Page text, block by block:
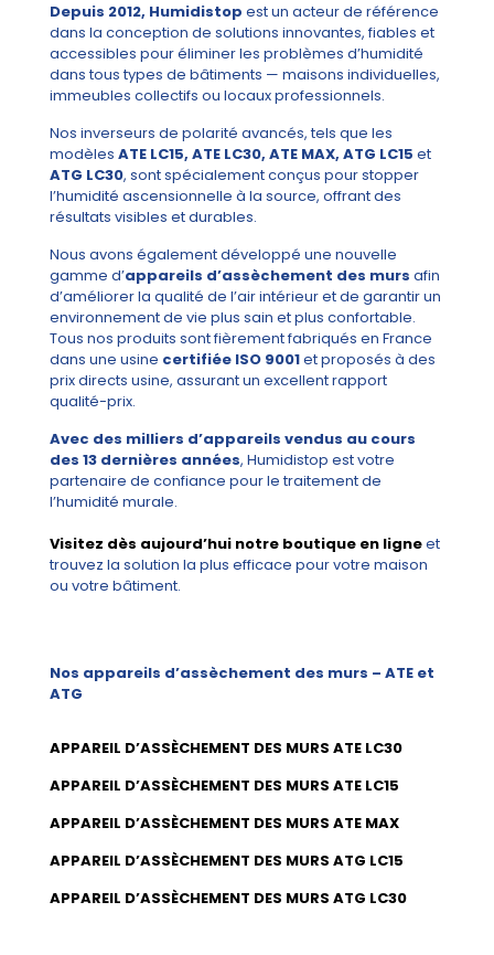
Depuis 2012, Humidistop est un acteur de référence
dans la conception de solutions innovantes, fiables et
accessibles pour éliminer les problèmes d’humidité
dans tous types de bâtiments — maisons individuelles,
immeubles collectifs ou locaux professionnels.
Nos inverseurs de polarité avancés, tels que les
modèles ATE LC15, ATE LC30, ATE MAX, ATG LC15 et
ATG LC30, sont spécialement conçus pour stopper
l’humidité ascensionnelle à la source, offrant des
résultats visibles et durables.
Nous avons également développé une nouvelle
gamme d’appareils d’assèchement des murs afin
d’améliorer la qualité de l’air intérieur et de garantir un
environnement de vie plus sain et plus confortable.
Tous nos produits sont fièrement fabriqués en France
dans une usine certifiée ISO 9001et proposés à des
prix directs usine, assurant un excellent rapport
qualité-prix.
Avec des milliers d’appareils vendus au cours
des 13 dernières années, Humidistop est votre
partenaire de confiance pour le traitement de
l’humidité murale.
Visitez dès aujourd’hui notre boutique en ligneet
trouvez la solution la plus efficace pour votre maison
ou votre bâtiment.
Nos appareils d’assèchement des murs – ATE et
ATG
APPAREIL D’ASSÈCHEMENT DES MURS ATE LC30
APPAREIL D’ASSÈCHEMENT DES MURS ATE LC15
APPAREIL D’ASSÈCHEMENT DES MURS ATE MAX
APPAREIL D’ASSÈCHEMENT DES MURS ATG LC15
APPAREIL D’ASSÈCHEMENT DES MURS ATG LC30